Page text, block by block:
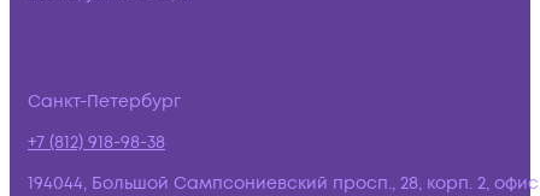
Санкт-Петербург
+7 (812) 918-98-38
194044, Большой Сампсониевский просп., 28, корп. 2,